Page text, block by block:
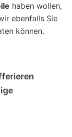
haben wollen,
ebenfalls Sie
können.